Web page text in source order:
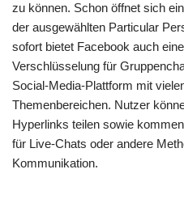
zu können. Schon öffnet sich
der ausgewählten Particular
sofort bietet Facebook auch
Verschlüsselung für
Social-Media-Plattform mit
Themenbereichen. Nutzer
Hyperlinks teilen sowie
für Live-Chats oder andere
Kommunikation.